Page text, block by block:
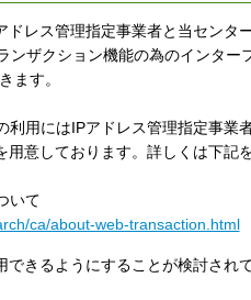
ドレス管理指定事業者と当セン
ンザクション機能の為のインタ
ます。
利用にはIPアドレス管理指定事
意しております。詳しくは下記
いて
ca/about-web-transaction.html
きるようにすることが検討されて